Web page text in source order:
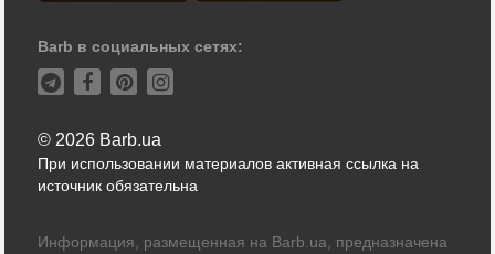
Barb в социальных сетях:
© 2026 Barb.ua
При использовании материалов активная ссылка на
источник обязательна
Информация, размещенная на Barb.ua, предназначена